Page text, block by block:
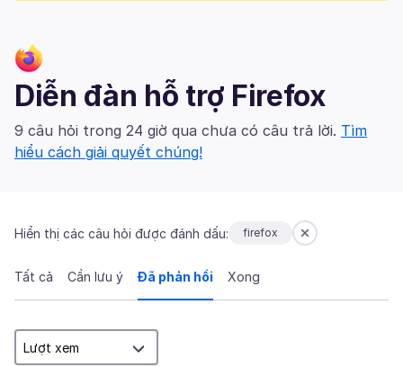
Diễn đàn hỗ trợ Firefox
9 câu hỏi trong 24 giờ qua chưa có câu trả lời. Tìm
hiểu cách giải quyết chúng!
Hiển thị các câu hỏi được đánh dấu: firefox
Tất cả Cần lưu ý Đã phản hồi Xong